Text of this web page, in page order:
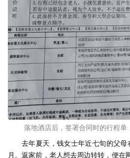
落地酒店后，签署合同时的行程单
去年夏天，钱女士年近七旬的父
月。返家前，老人想去周边转转，便在